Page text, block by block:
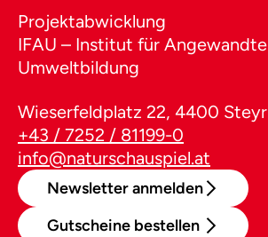
Projektabwicklung
IFAU – Institut für Angewandte
Umweltbildung
Wieserfeldplatz 22, 4400 Steyr
+43 / 7252 / 81199-0
info@naturschauspiel.at
Newsletter anmelden
Gutscheine bestellen